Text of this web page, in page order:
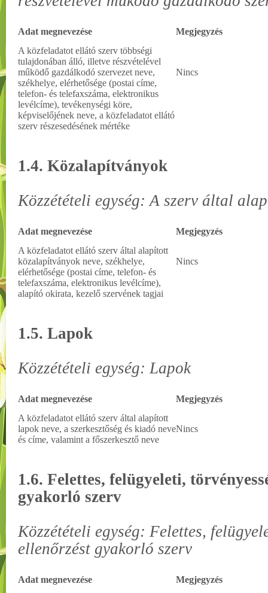
Adat megnevezése
Megjegyzés
A közfeladatot ellátó szerv többségi
tulajdonában álló, illetve részvételével
működő gazdálkodó szervezet neve,
székhelye, elérhetősége (postai címe,
telefon- és telefaxszáma, elektronikus
levélcíme), tevékenységi köre,
képviselőjének neve, a közfeladatot ellátó
szerv részesedésének mértéke
Nincs
1.4. Közalapítványok
Közzétételi egység: A szerv által
Adat megnevezése
Megjegyzés
A közfeladatot ellátó szerv által alapított
közalapítványok neve, székhelye,
elérhetősége (postai címe, telefon- és
telefaxszáma, elektronikus levélcíme),
alapító okirata, kezelő szervének tagjai
Nincs
1.5. Lapok
Közzétételi egység: Lapok
Adat megnevezése
Megjegyzés
A közfeladatot ellátó szerv által alapított
lapok neve, a szerkesztőség és kiadó neve
és címe, valamint a főszerkesztő neve
Nincs
1.6. Felettes, felügyeleti,
gyakorló szerv
Közzétételi egység: Felettes,
ellenőrzést gyakorló szerv
Adat megnevezése
Megjegyzés